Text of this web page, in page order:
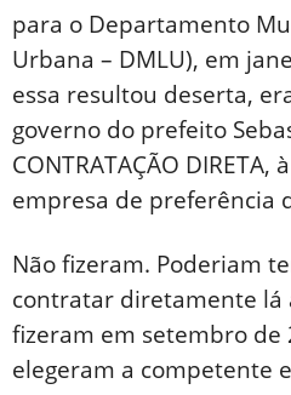
para o Departamento
Urbana – DMLU), em
essa resultou deserta,
governo do prefeito
CONTRATAÇÃO DIRETA,
empresa de preferência
Não fizeram. Poderiam
contratar diretamente lá
fizeram em setembro de
elegeram a competente